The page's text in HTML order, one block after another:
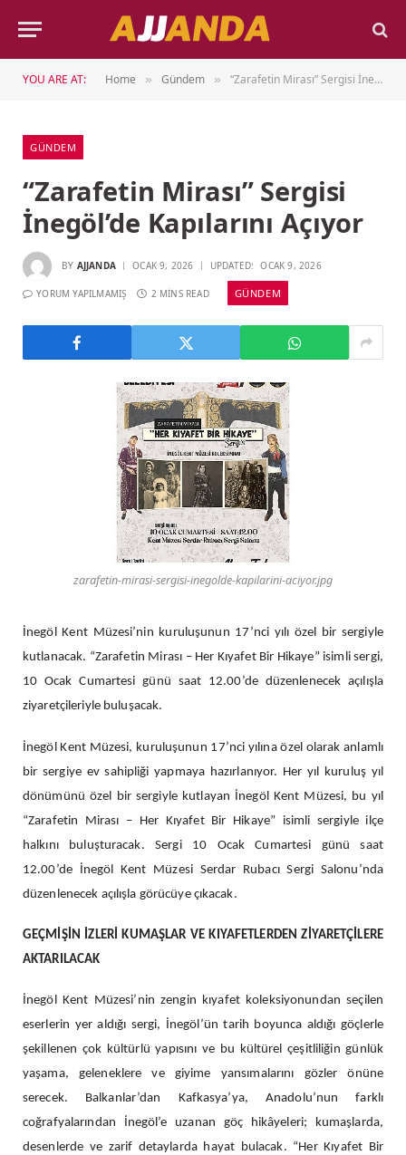
YOU ARE AT: Home » Gündem » “Zarafetin Mirası” Sergisi İnegöl’de Kapılarını Açıyor
GÜNDEM
“Zarafetin Mirası” Sergisi
İnegöl’de Kapılarını Açıyor
BY AJJANDA OCAK 9, 2026 UPDATED: OCAK 9, 2026
YORUM YAPILMAMIŞ 2 MINS READ GÜNDEM
zarafetin-mirasi-sergisi-inegolde-kapilarini-aciyor.jpg
İnegöl Kent Müzesi’nin kuruluşunun 17’nci yılı özel bir sergiyle
kutlanacak. “Zarafetin Mirası – Her Kıyafet Bir Hikaye” isimli sergi,
10 Ocak Cumartesi günü saat 12.00’de düzenlenecek açılışla
ziyaretçileriyle buluşacak.
İnegöl Kent Müzesi, kuruluşunun 17’nci yılına özel olarak anlamlı
bir sergiye ev sahipliği yapmaya hazırlanıyor. Her yıl kuruluş yıl
dönümünü özel bir sergiyle kutlayan İnegöl Kent Müzesi, bu yıl
“Zarafetin Mirası – Her Kıyafet Bir Hikaye” isimli sergiyle ilçe
halkını buluşturacak. Sergi 10 Ocak Cumartesi günü saat
12.00’de İnegöl Kent Müzesi Serdar Rubacı Sergi Salonu’nda
düzenlenecek açılışla görücüye çıkacak.
GEÇMİŞİN İZLERİ KUMAŞLAR VE KIYAFETLERDEN ZİYARETÇİLERE
AKTARILACAK
İnegöl Kent Müzesi’nin zengin kıyafet koleksiyonundan seçilen
eserlerin yer aldığı sergi, İnegöl’ün tarih boyunca aldığı göçlerle
şekillenen çok kültürlü yapısını ve bu kültürel çeşitliliğin günlük
yaşama, geleneklere ve giyime yansımalarını gözler önüne
serecek. Balkanlar’dan Kafkasya’ya, Anadolu’nun farklı
coğrafyalarından İnegöl’e uzanan göç hikâyeleri; kumaşlarda,
desenlerde ve zarif detaylarda hayat bulacak. “Her Kıyafet Bir